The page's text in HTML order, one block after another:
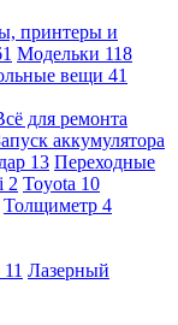
принтеры и
Модельки 118
вещи 41
для ремонта
аккумулятора
13 Переходные
2 Toyota 10
Толщиметр 4
11 Лазерный